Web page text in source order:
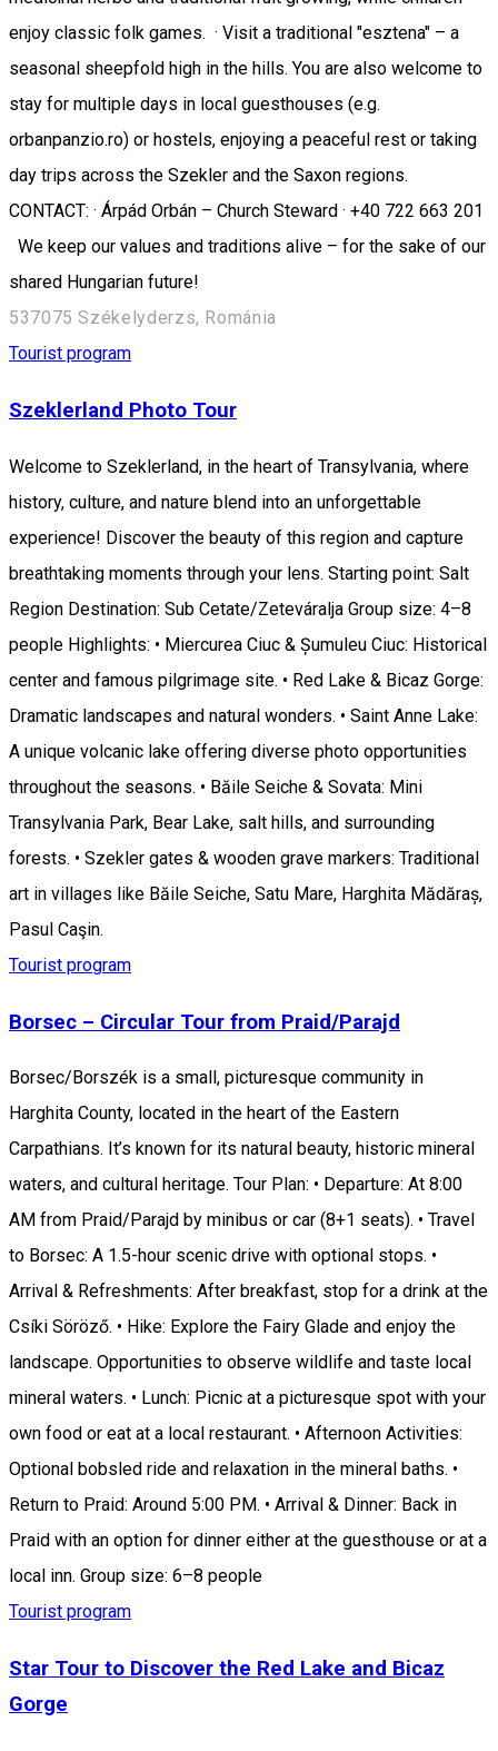
enjoy classic folk games. · Visit a traditional "esztena" – a
seasonal sheepfold high in the hills. You are also welcome to
stay for multiple days in local guesthouses (e.g.
orbanpanzio.ro) or hostels, enjoying a peaceful rest or taking
day trips across the Szekler and the Saxon regions.
CONTACT: · Árpád Orbán – Church Steward · +40 722 663 201
We keep our values and traditions alive – for the sake of our
shared Hungarian future!
537075 Székelyderzs, Románia
Tourist program
Szeklerland Photo Tour
Welcome to Szeklerland, in the heart of Transylvania, where
history, culture, and nature blend into an unforgettable
experience! Discover the beauty of this region and capture
breathtaking moments through your lens. Starting point: Salt
Region Destination: Sub Cetate/Zeteváralja Group size: 4–8
people Highlights: • Miercurea Ciuc & Șumuleu Ciuc: Historical
center and famous pilgrimage site. • Red Lake & Bicaz Gorge:
Dramatic landscapes and natural wonders. • Saint Anne Lake:
A unique volcanic lake offering diverse photo opportunities
throughout the seasons. • Băile Seiche & Sovata: Mini
Transylvania Park, Bear Lake, salt hills, and surrounding
forests. • Szekler gates & wooden grave markers: Traditional
art in villages like Băile Seiche, Satu Mare, Harghita Mădăraș,
Pasul Caşin.
Tourist program
Borsec – Circular Tour from Praid/Parajd
Borsec/Borszék is a small, picturesque community in
Harghita County, located in the heart of the Eastern
Carpathians. It’s known for its natural beauty, historic mineral
waters, and cultural heritage. Tour Plan: • Departure: At 8:00
AM from Praid/Parajd by minibus or car (8+1 seats). • Travel
to Borsec: A 1.5-hour scenic drive with optional stops. •
Arrival & Refreshments: After breakfast, stop for a drink at the
Csíki Söröző. • Hike: Explore the Fairy Glade and enjoy the
landscape. Opportunities to observe wildlife and taste local
mineral waters. • Lunch: Picnic at a picturesque spot with your
own food or eat at a local restaurant. • Afternoon Activities:
Optional bobsled ride and relaxation in the mineral baths. •
Return to Praid: Around 5:00 PM. • Arrival & Dinner: Back in
Praid with an option for dinner either at the guesthouse or at a
local inn. Group size: 6–8 people
Tourist program
Star Tour to Discover the Red Lake and Bicaz
Gorge